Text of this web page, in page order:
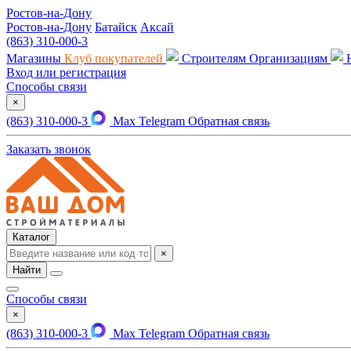
Ростов-на-Дону
Ростов-на-Дону Батайск Аксай
(863) 310-000-3
Магазины Клуб покупателей Строителям Организациям
Вход или регистрация
Способы связи
×
(863) 310-000-3 Max Telegram Обратная связь
Заказать звонок
Каталог
×
Найти
Способы связи
×
(863) 310-000-3 Max Telegram Обратная связь